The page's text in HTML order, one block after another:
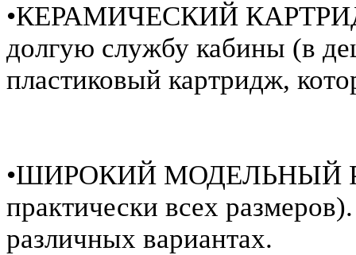
•КЕРАМИЧЕСКИЙ
долгую службу кабины (в
пластиковый картридж,
•ШИРОКИЙ МОДЕЛЬНЫЙ
практически всех
различных вариантах.